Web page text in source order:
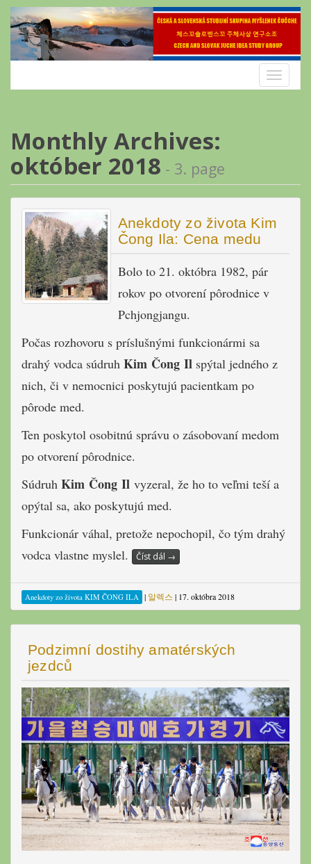
Skip
content
Toggle
Monthly Archives:
október 2018 - 3. page
Anekdoty zo života Kim
Čong Ila: Cena medu
Bolo to 21. októbra 1982, pár
rokov po otvorení pôrodnice v
Pchjongjangu.
Počas rozhovoru s príslušnými funkcionármi sa
drahý vodca súdruh Kim Čong Il spýtal jedného z
nich, či v nemocnici poskytujú pacientkam po
pôrode med.
Ten poskytol osobitnú správu o zásobovaní medom
po otvorení pôrodnice.
Súdruh Kim Čong Il vyzeral, že ho to veľmi teší a
opýtal sa, ako poskytujú med.
Funkcionár váhal, pretože nepochopil, čo tým drahý
vodca vlastne myslel.
Číst dál →
Anekdoty zo života KIM ČONG ILA | 알렉스 | 17. októbra 2018
Podzimní dostihy amatérských
jezdců